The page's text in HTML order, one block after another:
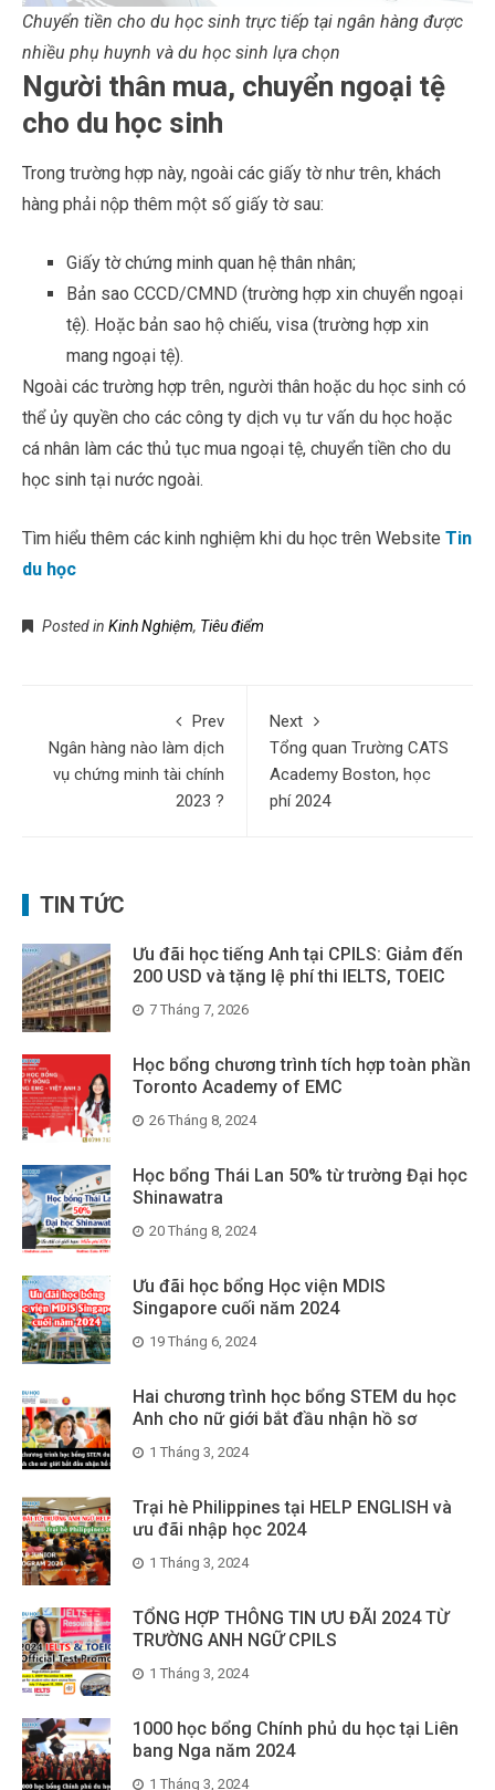
Chuyển tiền cho du học sinh trực tiếp tại ngân hàng được
nhiều phụ huynh và du học sinh lựa chọn
Người thân mua, chuyển ngoại tệ
cho du học sinh
Trong trường hợp này, ngoài các giấy tờ như trên, khách
hàng phải nộp thêm một số giấy tờ sau:
Giấy tờ chứng minh quan hệ thân nhân;
Bản sao CCCD/CMND (trường hợp xin chuyển ngoại
tệ). Hoặc bản sao hộ chiếu, visa (trường hợp xin
mang ngoại tệ).
Ngoài các trường hợp trên, người thân hoặc du học sinh có
thể ủy quyền cho các công ty dịch vụ tư vấn du học hoặc
cá nhân làm các thủ tục mua ngoại tệ, chuyển tiền cho du
học sinh tại nước ngoài.
Tìm hiểu thêm các kinh nghiệm khi du học trên Website Tin
du học
Posted in Kinh Nghiệm, Tiêu điểm
Prev
Ngân hàng nào làm dịch
vụ chứng minh tài chính
2023 ?
Next
Tổng quan Trường CATS
Academy Boston, học
phí 2024
TIN TỨC
Ưu đãi học tiếng Anh tại CPILS: Giảm đến
200 USD và tặng lệ phí thi IELTS, TOEIC
7 Tháng 7, 2026
Học bổng chương trình tích hợp toàn phần
Toronto Academy of EMC
26 Tháng 8, 2024
Học bổng Thái Lan 50% từ trường Đại học
Shinawatra
20 Tháng 8, 2024
Ưu đãi học bổng Học viện MDIS
Singapore cuối năm 2024
19 Tháng 6, 2024
Hai chương trình học bổng STEM du học
Anh cho nữ giới bắt đầu nhận hồ sơ
1 Tháng 3, 2024
Trại hè Philippines tại HELP ENGLISH và
ưu đãi nhập học 2024
1 Tháng 3, 2024
TỔNG HỢP THÔNG TIN ƯU ĐÃI 2024 TỪ
TRƯỜNG ANH NGỮ CPILS
1 Tháng 3, 2024
1000 học bổng Chính phủ du học tại Liên
bang Nga năm 2024
1 Tháng 3, 2024